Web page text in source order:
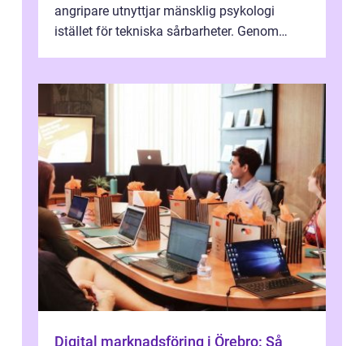
angripare utnyttjar mänsklig psykologi
istället för tekniska sårbarheter. Genom
Digital marknadsföring i Örebro: Så